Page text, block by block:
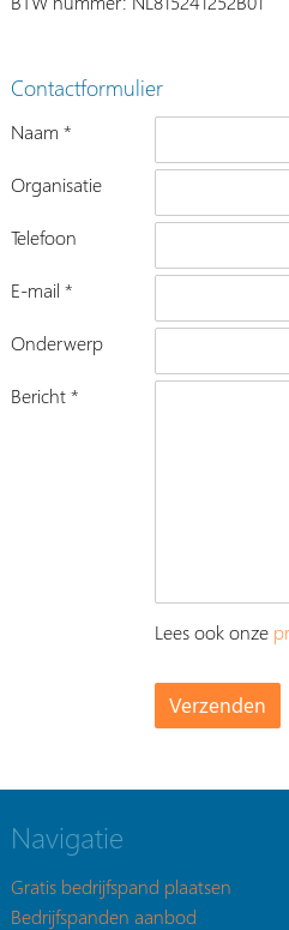
Contactformulier
Naam *
Organisatie
Telefoon
E-mail *
Onderwerp
Bericht *
Lees ook onze
Navigatie
Gratis bedrijfspand plaatsen
Bedrijfspanden aanbod